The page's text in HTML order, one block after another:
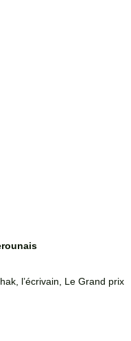
l’écrivain, Le Grand prix